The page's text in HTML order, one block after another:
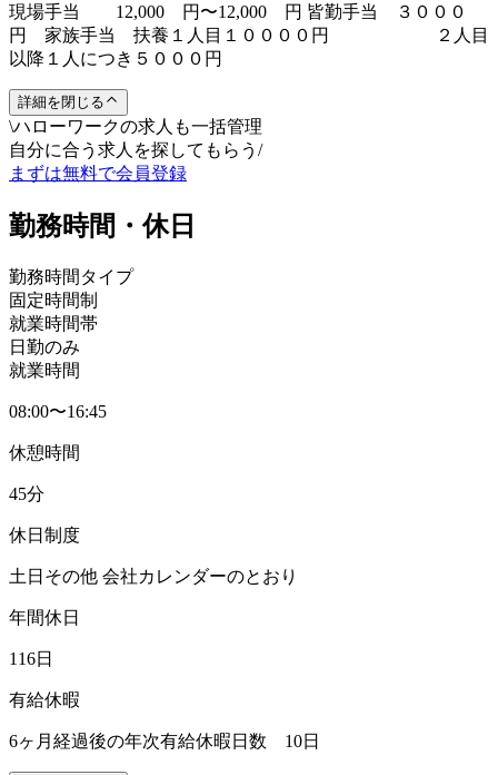
現場手当 12,000 円〜12,000 円 皆勤手当 ３０００
円 家族手当 扶養１人目１００００円 ２人目
以降１人につき５０００円
詳細を閉じる
\ハローワークの求人も一括管理
自分に合う求人を探してもらう /
まずは無料で会員登録
勤務時間・休日
勤務時間タイプ
固定時間制
就業時間帯
日勤のみ
就業時間
08:00〜16:45
休憩時間
45分
休日制度
土日その他 会社カレンダーのとおり
年間休日
116日
有給休暇
6ヶ月経過後の年次有給休暇日数 10日